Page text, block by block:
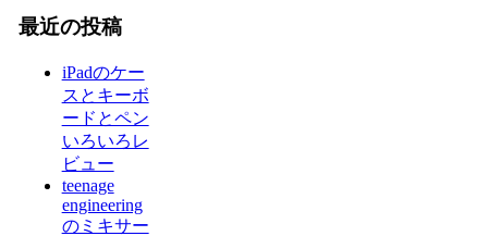
最近の投稿
iPadのケー
スとキーボ
ードとペン
いろいろレ
ビュー
teenage
engineering
のミキサー